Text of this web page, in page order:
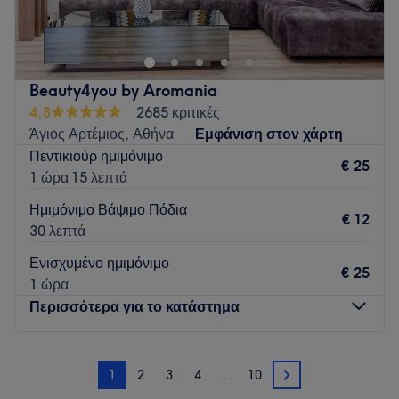
όπου η ομορφιά δεν έχει σύνορα. Είμαστε περήφανοι που
προσφέρουμε μια ποικίλη γκάμα υπηρεσιών για κάθε άτομο,
ανεξάρτητα από φύλο, ταυτότητα ή έκφραση. Παρέχουμε
εξατομικευμένη εξυπηρέτηση για να σας βοηθήσουμε να
νιώσετε στην καλύτερή σας version. Το κατάστημά μας είναι
ένας ασφαλής και περιεκτικός χώρο για όλους, γιατι η
ομορφιά ανήκει σε όλους.
Beauty4you by Aromania
4,8
2685 κριτικές
Άγιος Αρτέμιος, Αθήνα
Εμφάνιση στον χάρτη
Πεντικιούρ ημιμόνιμο
1 ώρα 15 λεπτά
€ 25
Ημιμόνιμο Βάψιμο Πόδια
30 λεπτά
€ 12
Ενισχυμένο ημιμόνιμο
1 ώρα
€ 25
Περισσότερα για το κατάστημα
11:00
11:00
1 2 3 4 … 10 2